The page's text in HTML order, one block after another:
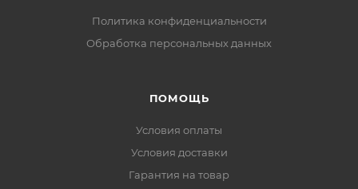
Политика конфиденциальности
Обработка персональных данных
ПОМОЩЬ
Условия оплаты
Условия доставки
Гарантия на товар